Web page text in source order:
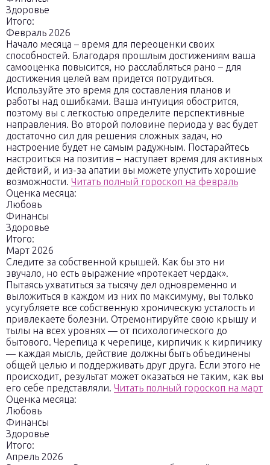
Здоровье
Итого:
Февраль 2026
Начало месяца – время для переоценки своих
способностей. Благодаря прошлым достижениям ваша
самооценка повысится, но расслабляться рано – для
достижения целей вам придется потрудиться.
Используйте это время для составления планов и
работы над ошибками. Ваша интуиция обострится,
поэтому вы с легкостью определите перспективные
направления. Во второй половине периода у вас будет
достаточно сил для решения сложных задач, но
настроение будет не самым радужным. Постарайтесь
настроиться на позитив – наступает время для активных
действий, и из-за апатии вы можете упустить хорошие
возможности. Читать полный гороскоп на февраль
Оценка месяца:
Любовь
Финансы
Здоровье
Итого:
Март 2026
Следите за собственной крышей. Как бы это ни
звучало, но есть выражение «протекает чердак».
Пытаясь ухватиться за тысячу дел одновременно и
выложиться в каждом из них по максимуму, вы только
усугубляете все собственную хроническую усталость и
привлекаете болезни. Отремонтируйте свою крышу и
тылы на всех уровнях — от психологического до
бытового. Черепица к черепице, кирпичик к кирпичику
— каждая мысль, действие должны быть объединены
общей целью и поддерживать друг друга. Если этого не
происходит, результат может оказаться не таким, как вы
его себе представляли. Читать полный гороскоп на март
Оценка месяца:
Любовь
Финансы
Здоровье
Итого:
Апрель 2026